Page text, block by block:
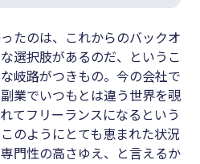
たのは、これからのバックオ
選択肢があるのだ、というこ
岐路がつきもの。今の会社で
業でいつもとは違う世界を覗
てフリーランスになるという
のようにとても恵まれた状況
門性の高さゆえ、と言えるか